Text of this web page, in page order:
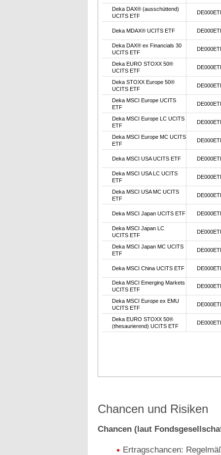
Deka DAX® (ausschüttend)
UCITS ETF
Deka MDAX® UCITS ETF
Deka DAX® ex Financials 30
UCITS ETF
Deka EURO STOXX 50®
UCITS ETF
Deka STOXX Europe 50®
UCITS ETF
Deka MSCI Europe UCITS
ETF
Deka MSCI Europe LC UCITS
ETF
Deka MSCI Europe MC UCITS
ETF
Deka MSCI USA UCITS ETF
Deka MSCI USA LC UCITS
ETF
Deka MSCI USA MC UCITS
ETF
Deka MSCI Japan UCITS ETF
Deka MSCI Japan LC
UCITS ETF
Deka MSCI Japan MC UCITS
ETF
Deka MSCI China UCITS ETF
Deka MSCI Emerging Markets
UCITS ETF
Deka MSCI Europe ex EMU
UCITS ETF
Deka EURO STOXX 50®
(thesaurierend) UCITS ETF
Chancen und Risiken
Chancen (laut
Ertragschancen: